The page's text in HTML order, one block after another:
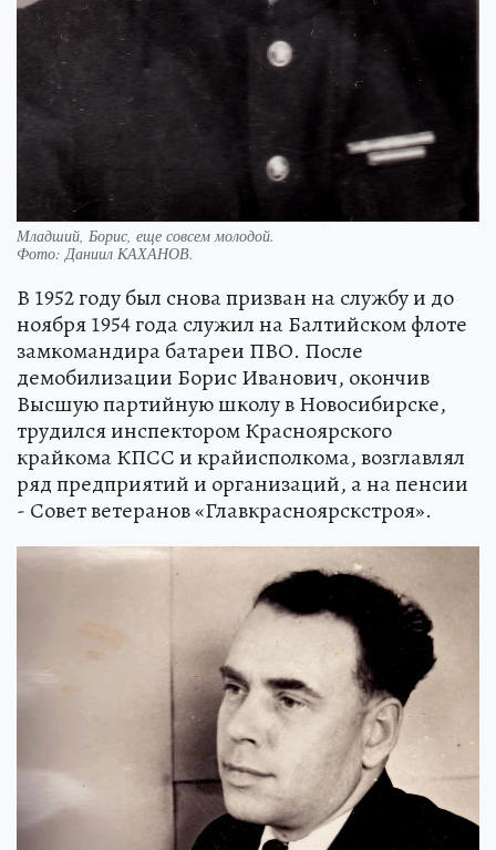
Младший, Борис, еще совсем молодой.
Фото:Даниил КАХАНОВ.
В 1952 году был снова призван на службу и до
ноября 1954 года служил на Балтийском флоте
замкомандира батареи ПВО. После
демобилизации Борис Иванович, окончив
Высшую партийную школу в Новосибирске,
трудился инспектором Красноярского
крайкома КПСС и крайисполкома, возглавлял
ряд предприятий и организаций, а на пенсии
- Совет ветеранов «Главкрасноярскстроя».